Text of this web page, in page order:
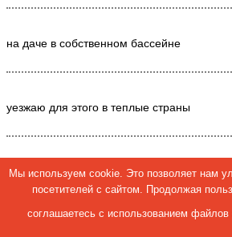
на даче в собственном бассейне
уезжаю для этого в теплые страны
в малолюдных местах в черте города
Мы используем cookie. Это позволяет нам
посетителей с сайтом. Продолжая
соглашаетесь с использованием файлов